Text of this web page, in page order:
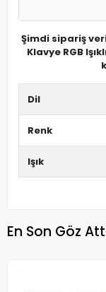
Şimdi sipariş
Klavye RGB
Dil
Renk
Işık
En Son Göz